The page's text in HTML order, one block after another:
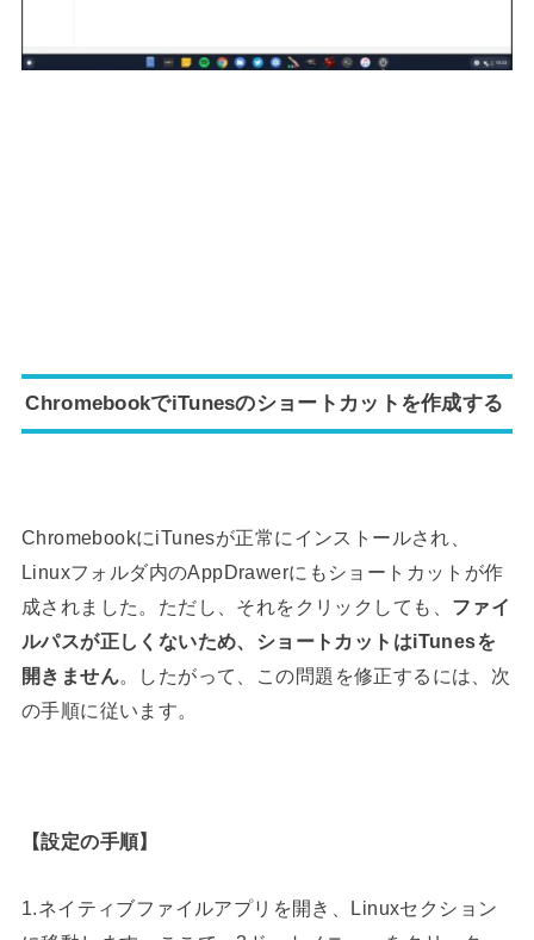
ChromebookでiTunesのショートカットを作成する
ChromebookにiTunesが正常にインストールされ、
Linuxフォルダ内のAppDrawerにもショートカットが作
成されました。ただし、それをクリックしても、 ファイ
ルパスが正しくないため、ショートカットはiTunesを
開きません。したがって、この問題を修正するには、次
の手順に従います。
【設定の手順】
1.ネイティブファイルアプリを開き、Linuxセクション